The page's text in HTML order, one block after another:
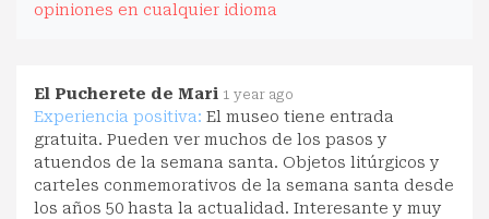
opiniones en cualquier idioma
El Pucherete de Mari 1 year ago
Experiencia positiva: El museo tiene entrada
gratuita. Pueden ver muchos de los pasos y
atuendos de la semana santa. Objetos litúrgicos y
carteles conmemorativos de la semana santa desde
los años 50 hasta la actualidad. Interesante y muy